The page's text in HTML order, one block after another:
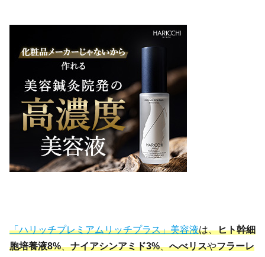
「ハリッチプレミアムリッチプラス」美容液は、ヒト幹細
胞培養液8%、ナイアシンアミド3%、へべリスやフラーレ